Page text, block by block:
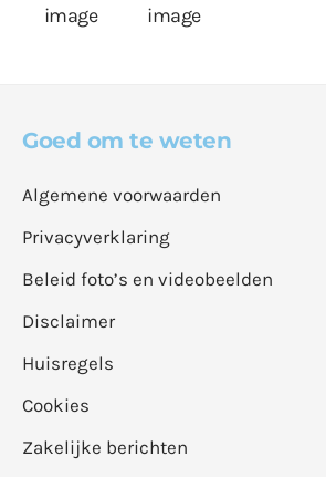
Goed om te weten
Algemene voorwaarden
Privacyverklaring
Beleid foto’s en videobeelden
Disclaimer
Huisregels
Cookies
Zakelijke berichten